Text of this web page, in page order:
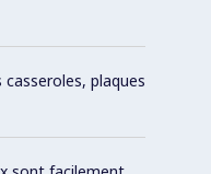
plaques